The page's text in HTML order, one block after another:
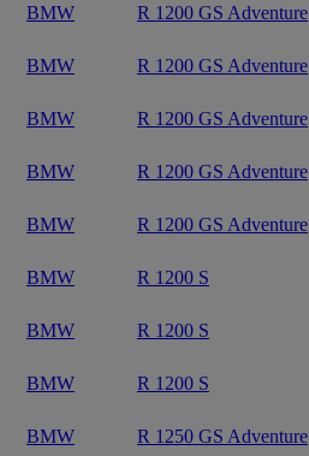
BMW R 1200 GS Adventure
BMW R 1200 GS Adventure
BMW R 1200 GS Adventure
BMW R 1200 GS Adventure
BMW R 1200 GS Adventure
BMW R 1200 S
BMW R 1200 S
BMW R 1200 S
BMW R 1250 GS Adventure